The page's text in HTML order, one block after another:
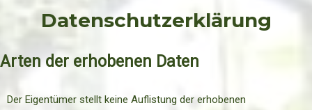
Datenschutzerklärung
Arten der erhobenen Daten
Der Eigentümer stellt keine Auflistung der erhobenen